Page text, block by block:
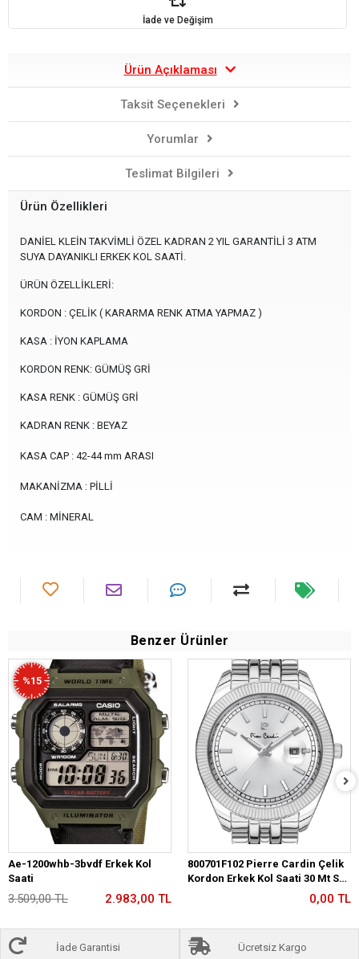
İade ve Değişim
Ürün Açıklaması
Taksit Seçenekleri
Yorumlar
Teslimat Bilgileri
Ürün Özellikleri
DANİEL KLEİN TAKVİMLİ ÖZEL KADRAN 2 YIL GARANTİLİ 3 ATM
SUYA DAYANIKLI ERKEK KOL SAATİ.
ÜRÜN ÖZELLİKLERİ:
KORDON : ÇELİK ( KARARMA RENK ATMA YAPMAZ )
KASA : İYON KAPLAMA
KORDON RENK: GÜMÜŞ GRİ
KASA RENK : GÜMÜŞ GRİ
KADRAN RENK : BEYAZ
KASA CAP : 42-44 mm ARASI
MAKANİZMA : PİLLİ
CAM : MİNERAL
Benzer Ürünler
%15
Ae-1200whb-3bvdf Erkek Kol
Saati
3.509,00 TL 2.983,00 TL
800701F102 Pierre Cardin Çelik
Kordon Erkek Kol Saati 30 Mt Su
0,00 TL
İade Garantisi Ücretsiz Kargo